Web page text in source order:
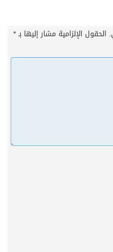
الحقول الإلزامية مشار إليها بـ *